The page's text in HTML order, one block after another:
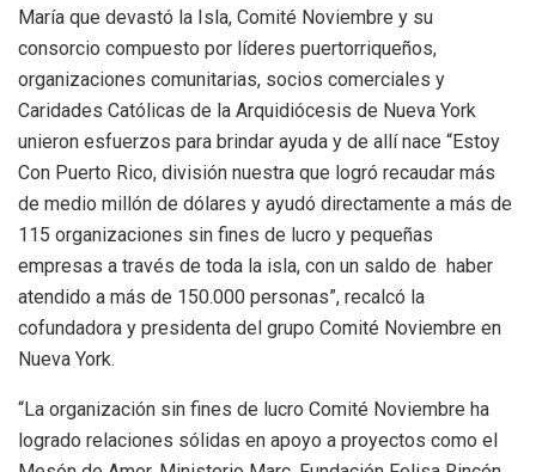
María que devastó la Isla, Comité Noviembre y su
consorcio compuesto por líderes puertorriqueños,
organizaciones comunitarias, socios comerciales y
Caridades Católicas de la Arquidiócesis de Nueva York
unieron esfuerzos para brindar ayuda y de allí nace “Estoy
Con Puerto Rico, división nuestra que logró recaudar más
de medio millón de dólares y ayudó directamente a más de
115 organizaciones sin fines de lucro y pequeñas
empresas a través de toda la isla, con un saldo de haber
atendido a más de 150.000 personas”, recalcó la
cofundadora y presidenta del grupo Comité Noviembre en
Nueva York.
“La organización sin fines de lucro Comité Noviembre ha
logrado relaciones sólidas en apoyo a proyectos como el